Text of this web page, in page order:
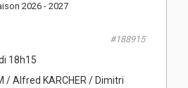
2026 - 2027
#188915
18h15
/ Alfred KARCHER / Dimitri